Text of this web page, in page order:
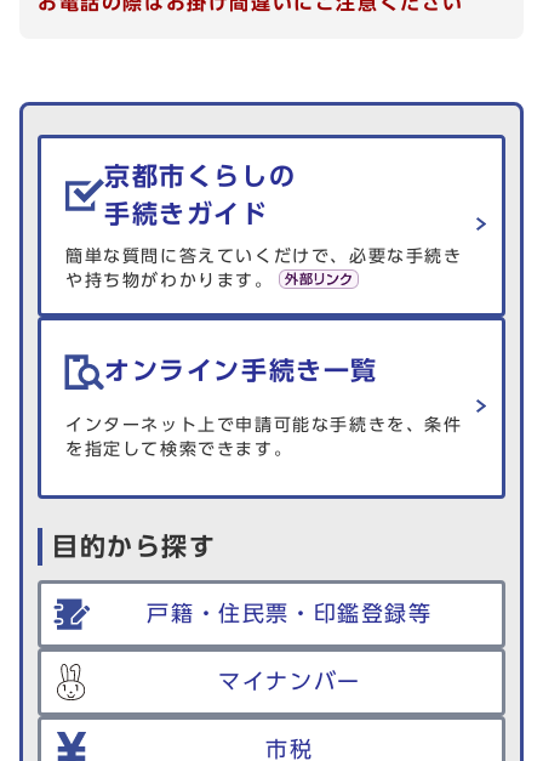
生活情報を探す
京都市くらしの
手続きガイド
簡単な質問に答えていくだけで、必要な手続き
や持ち物がわかります。
オンライン手続き一覧
インターネット上で申請可能な手続きを、条件
を指定して検索できます。
目的から探す
戸籍・住民票・印鑑登録等
マイナンバー
市税